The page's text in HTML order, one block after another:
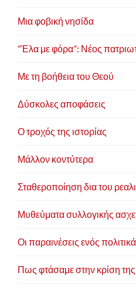
Μια φοβική νησίδα
“Έλα με φόρα”: Νέος
Με τη βοήθεια του Θεού
Δύσκολες αποφάσεις
Ο τροχός της ιστορίας
Μάλλον κοντύτερα
Σταθεροποίηση δια του
Μυθεύματα συλλογικής
Οι παραινέσεις ενός
Πως φτάσαμε στην κρίση